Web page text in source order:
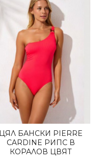
ЦЯЛ БАНСКИ PIERRE
CARDINE РИПС В
КОРАЛОВ ЦВЯТ